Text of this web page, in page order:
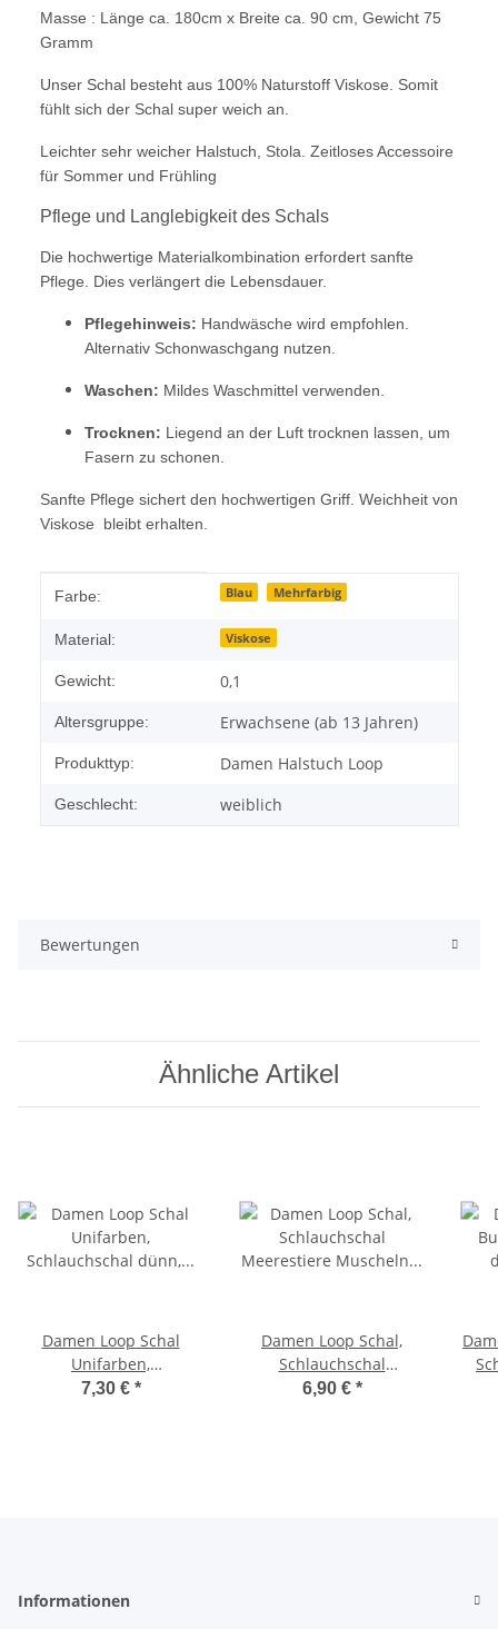
Masse : Länge ca. 180cm x Breite ca. 90 cm, Gewicht 75
Gramm
Unser Schal besteht aus 100% Naturstoff Viskose. Somit
fühlt sich der Schal super weich an.
Leichter sehr weicher Halstuch, Stola. Zeitloses Accessoire
für Sommer und Frühling
Pflege und Langlebigkeit des Schals
Die hochwertige Materialkombination erfordert sanfte
Pflege. Dies verlängert die Lebensdauer.
Pflegehinweis: Handwäsche wird empfohlen.
Alternativ Schonwaschgang nutzen.
Waschen: Mildes Waschmittel verwenden.
Trocknen: Liegend an der Luft trocknen lassen, um
Fasern zu schonen.
Sanfte Pflege sichert den hochwertigen Griff. Weichheit von
Viskose bleibt erhalten.
Produkteigenschaft
Wert
Farbe: Blau Mehrfarbig
Material: Viskose
Gewicht: 0,1
Altersgruppe: Erwachsene (ab 13 Jahren)
Produkttyp: Damen Halstuch Loop
Geschlecht: weiblich
Bewertungen
Ähnliche Artikel
Damen Loop Schal
Unifarben,
Schlauchschal dünn,
7,30 € *
Damen Loop Schal,
Schlauchschal
Meerestiere Muscheln
6,90 € *
Informationen